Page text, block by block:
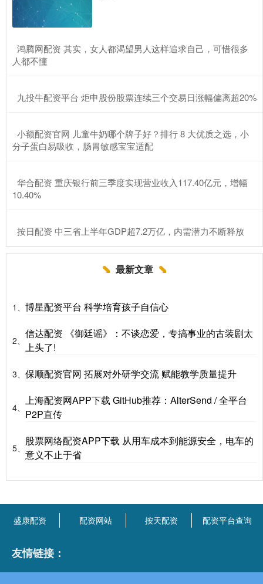
​鸿腾网配资 其实，女人都渴望男人这样追求自己，可惜很多
人都不懂
​九投牛配资平台 炬申股份股票连续三个交易日涨幅偏离超20%
​小额配资官网 儿童牛奶哪个牌子好？排行 8 大优质之选，小
分子蛋白易吸收，肠胃敏感宝宝适配
​华合配资 重庆银行前三季度实现营业收入117.40亿元，增幅
10.40%
​按日配资 中三省上半年GDP超7.2万亿，内需潜力不断释放
最新文章
1、 博星配资平台 科学培育孩子自信心
2、
信达配资 《御廷谣》：不谈恋爱，专搞事业的古装剧太
上头了!
3、 保顺配资官网 拓展对外研学交流 赋能教学质量提升
4、
上海配资网APP下载 GitHub推荐：AlterSend / 全平台
P2P直传
5、
股票网络配资APP下载 从用车成本到能源安全，电车的
意义不止于省
盛康配资 配资网站 按天配资 配资平台查询
友情链接：